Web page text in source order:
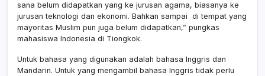
sana belum didapatkan yang ke jurusan agama, biasanya ke
jurusan teknologi dan ekonomi. Bahkan sampai di tempat yang
mayoritas Muslim pun juga belum didapatkan,” pungkas
mahasiswa Indonesia di Tiongkok.
Untuk bahasa yang digunakan adalah bahasa Inggris dan
Mandarin. Untuk yang mengambil bahasa Inggris tidak perlu